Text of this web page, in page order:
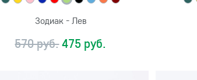
Зодиак - Лев
570 руб.475 руб.